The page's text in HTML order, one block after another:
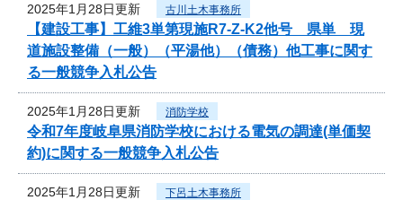
2025年1月28日更新 古川土木事務所
【建設工事】工維3単第現施R7-Z-K2他号 県単 現
道施設整備（一般）（平湯他）（債務）他工事に関す
る一般競争入札公告
2025年1月28日更新 消防学校
令和7年度岐阜県消防学校における電気の調達(単価契
約)に関する一般競争入札公告
2025年1月28日更新 下呂土木事務所